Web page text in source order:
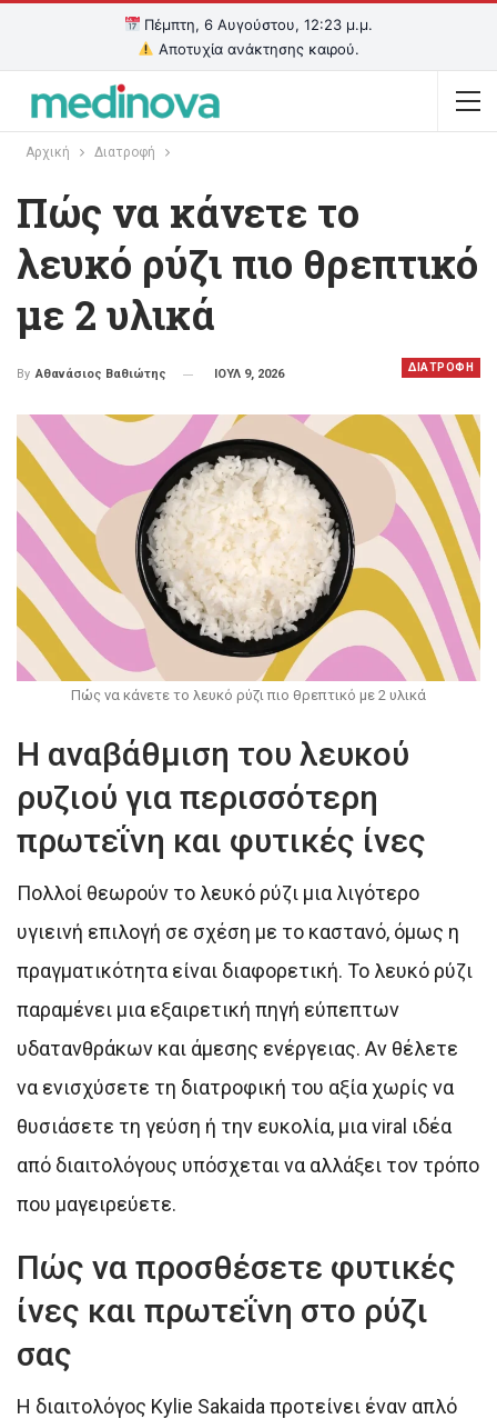
Πέμπτη, 6 Αυγούστου, 12:23 μ.μ.
Αποτυχία ανάκτησης καιρού.
Αρχική Διατροφή
Πώς να κάνετε το
λευκό ρύζι πιο θρεπτικό
με 2 υλικά
ΔΙΑΤΡΟΦΗ
By Αθανάσιος Βαθιώτης ΙΟΥΛ 9, 2026
Πώς να κάνετε το λευκό ρύζι πιο θρεπτικό με 2 υλικά
Η αναβάθμιση του λευκού
ρυζιού για περισσότερη
πρωτεΐνη και φυτικές ίνες
Πολλοί θεωρούν το λευκό ρύζι μια λιγότερο
υγιεινή επιλογή σε σχέση με το καστανό, όμως η
πραγματικότητα είναι διαφορετική. Το λευκό ρύζι
παραμένει μια εξαιρετική πηγή εύπεπτων
υδατανθράκων και άμεσης ενέργειας. Αν θέλετε
να ενισχύσετε τη διατροφική του αξία χωρίς να
θυσιάσετε τη γεύση ή την ευκολία, μια viral ιδέα
από διαιτολόγους υπόσχεται να αλλάξει τον τρόπο
που μαγειρεύετε.
Πώς να προσθέσετε φυτικές
ίνες και πρωτεΐνη στο ρύζι
σας
Η διαιτολόγος Kylie Sakaida προτείνει έναν απλό